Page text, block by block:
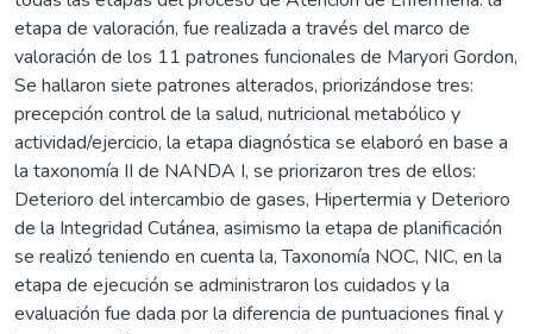
etapa de valoración, fue realizada a través del marco de
valoración de los 11 patrones funcionales de Maryori Gordon,
Se hallaron siete patrones alterados, priorizándose tres:
precepción control de la salud, nutricional metabólico y
actividad/ejercicio, la etapa diagnóstica se elaboró en base a
la taxonomía II de NANDA I, se priorizaron tres de ellos:
Deterioro del intercambio de gases, Hipertermia y Deterioro
de la Integridad Cutánea, asimismo la etapa de planificación
se realizó teniendo en cuenta la, Taxonomía NOC, NIC, en la
etapa de ejecución se administraron los cuidados y la
evaluación fue dada por la diferencia de puntuaciones final y